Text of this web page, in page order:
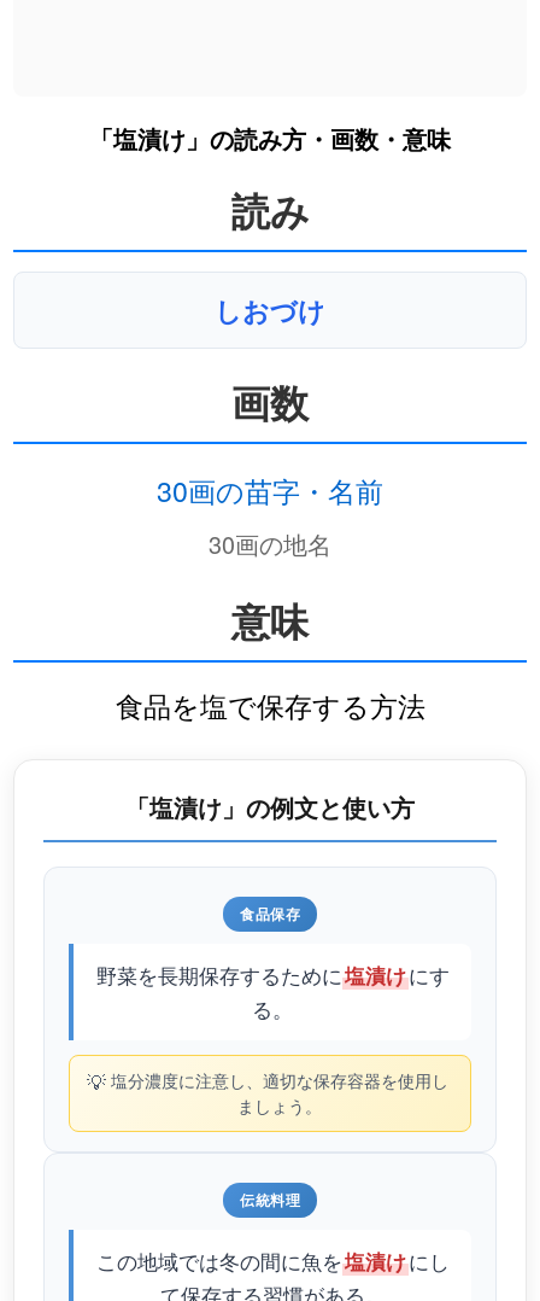
「塩漬け」の読み方・画数・意味
読み
しおづけ
画数
30画の苗字・名前
30画の地名
意味
食品を塩で保存する方法
「塩漬け」の例文と使い方
食品保存
野菜を長期保存するために塩漬けにす
る。
💡 塩分濃度に注意し、適切な保存容器を使用し
ましょう。
伝統料理
この地域では冬の間に魚を塩漬けにし
て保存する習慣がある。